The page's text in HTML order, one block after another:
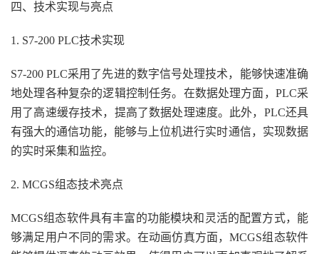
四、技术实现与亮点
1. S7-200 PLC技术实现
S7-200 PLC采用了先进的数字信号处理技术，能够快速准确
地处理各种复杂的逻辑控制任务。在数据处理方面，PLC采
用了高速缓存技术，提高了数据处理速度。此外，PLC还具
有强大的通信功能，能够与上位机进行实时通信，实现数据
的实时采集和监控。
2. MCGS组态技术亮点
MCGS组态软件具有丰富的功能模块和灵活的配置方式，能
够满足用户不同的需求。在动画仿真方面，MCGS组态软件